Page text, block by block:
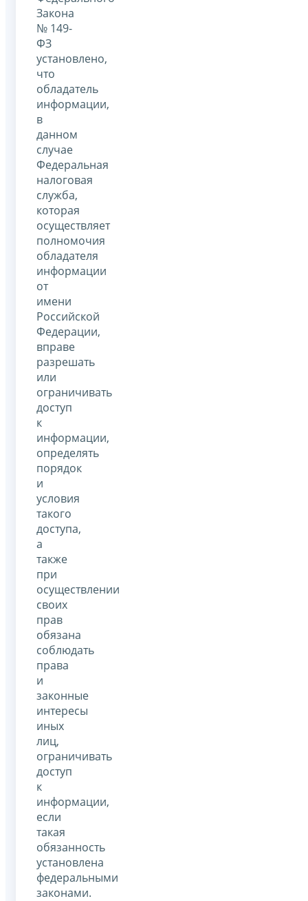
Закона
№ 149-
ФЗ
установлено,
что
обладатель
информации,
в
данном
случае
Федеральная
налоговая
служба,
которая
осуществляет
полномочия
обладателя
информации
от
имени
Российской
Федерации,
вправе
разрешать
или
ограничивать
доступ
к
информации,
определять
порядок
и
условия
такого
доступа,
а
также
при
осуществлении
своих
прав
обязана
соблюдать
права
и
законные
интересы
иных
лиц,
ограничивать
доступ
к
информации,
если
такая
обязанность
установлена
федеральными
законами.